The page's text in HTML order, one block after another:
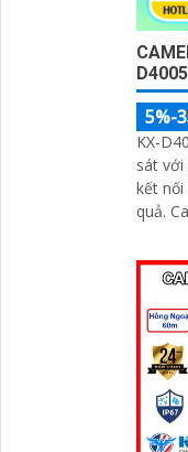
5%-
KX-
sát với
kết nối
quả. Camera còn tích hợp nhiều công
thể kể
tích